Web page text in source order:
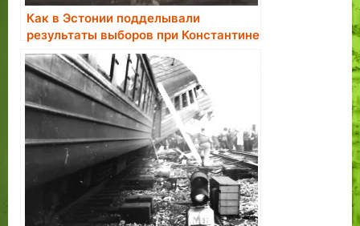
Как в Эстонии подделывали
результаты выборов при Константине
Пятсе.